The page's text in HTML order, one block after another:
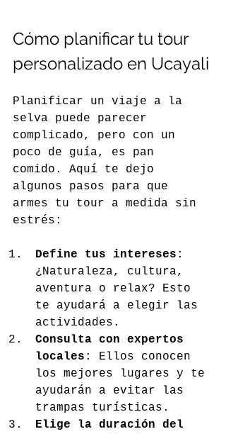
Cómo planificar tu tour
personalizado en Ucayali
Planificar un viaje a la
selva puede parecer
complicado, pero con un
poco de guía, es pan
comido. Aquí te dejo
algunos pasos para que
armes tu tour a medida sin
estrés:
Define tus intereses :
¿Naturaleza, cultura,
aventura o relax? Esto
te ayudará a elegir las
actividades.
Consulta con expertos
locales : Ellos conocen
los mejores lugares y te
ayudarán a evitar las
trampas turísticas.
Elige la duración del